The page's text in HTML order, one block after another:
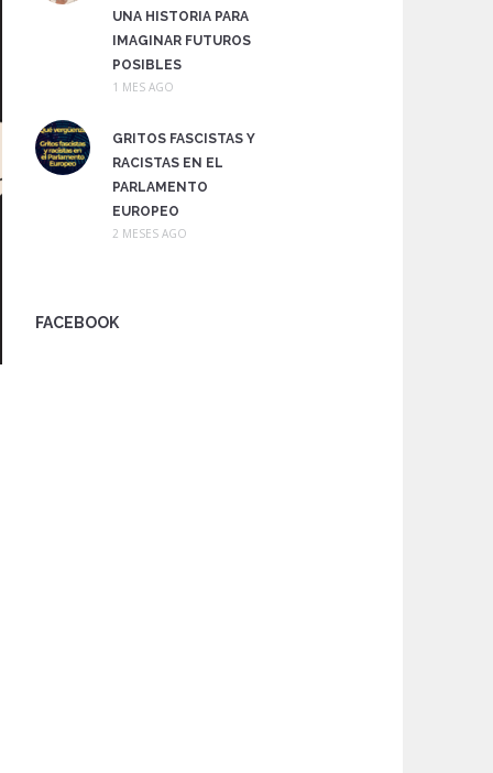
UNA HISTORIA PARA
IMAGINAR FUTUROS
POSIBLES
1 MES AGO
GRITOS FASCISTAS Y
RACISTAS EN EL
PARLAMENTO
EUROPEO
2 MESES AGO
FACEBOOK